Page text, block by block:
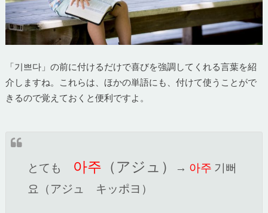
「기쁘다」の前に付けるだけで喜びを強調してくれる言葉を紹
介しますね。これらは、ほかの単語にも、付けて使うことがで
きるので覚えておくと便利ですよ。
とても 아주 （アジュ） → 아주 기뻐
요（アジュ キッポヨ）